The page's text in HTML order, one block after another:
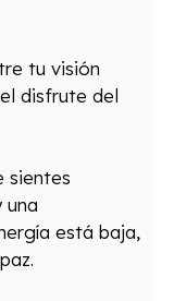
tu visión
disfrute del
sientes
está baja,